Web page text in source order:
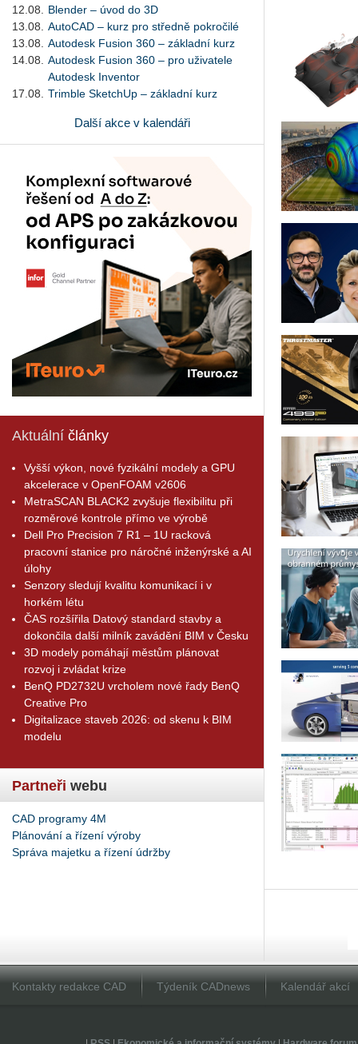
12.08.
Blender – úvod do 3D
13.08.
AutoCAD – kurz pro středně pokročilé
13.08.
Autodesk Fusion 360 – základní kurz
14.08.
Autodesk Fusion 360 – pro uživatele
Autodesk Inventor
17.08.
Trimble SketchUp – základní kurz
Další akce v kalendáři
Aktuální články
Vyšší výkon, nové fyzikální modely a GPU
akcelerace v OpenFOAM v2606
MetraSCAN BLACK2 zvyšuje flexibilitu při
rozměrové kontrole přímo ve výrobě
Dell Pro Precision 7 R1 – 1U racková
pracovní stanice pro náročné inženýrské a AI
úlohy
Senzory sledují kvalitu komunikací i v
horkém létu
ČAS rozšířila Datový standard stavby a
dokončila další milník zavádění BIM v Česku
3D modely pomáhají městům plánovat
rozvoj i zvládat krize
BenQ PD2732U vrcholem nové řady BenQ
Creative Pro
Digitalizace staveb 2026: od skenu k BIM
modelu
Partneři webu
CAD programy 4M
Plánování a řízení výroby
Správa majetku a řízení údržby
Kontakty redakce CAD Týdeník CADnews Kalendář akcí